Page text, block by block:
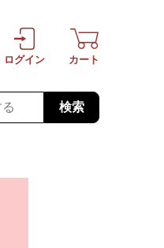
検索
ログイン カート